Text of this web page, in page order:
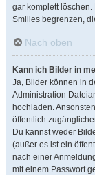
gar komplett
Smilies begrenzen,
Nach oben
Kann ich Bilder in
Ja, Bilder können in
Administration
hochladen.
öffentlich
Du kannst weder
(außer es ist ein
nach einer
mit einem Passwort